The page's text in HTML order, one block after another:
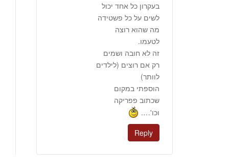
בעקרון כל אחד יכול
לשים על כל פשטידה
מה שהוא רוצה
לטעמו.
זה לא חובה ושמים
רק אם רוצים (לילדים
לוותר)
הוספתי במקום
שכתוב פפריקה
וכו'….
Reply